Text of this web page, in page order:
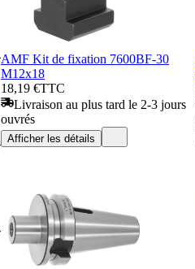
AMF Kit de fixation 7600BF-30
M12x18
18,19 €TTC
Livraison au plus tard le 2-3 jours
ouvrés
Afficher les détails